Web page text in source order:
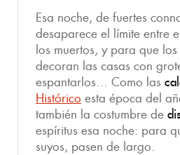
Esa noche, de fuertes
desaparece el límite entre
los muertos, y para que
decoran las casas con
espantarlos… Como las
Histórico esta época del
también la costumbre de
espíritus esa noche: para
suyos, pasen de largo.